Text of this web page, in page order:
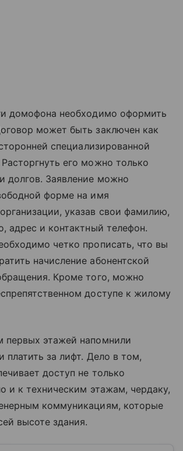
домофона необходимо оформить
может быть заключен как
специализированной
его можно только
долгов. Заявление можно
форме на имя
указав свои фамилию,
адрес и контактный телефон.
четко прописать, что вы
начисление абонентской
Кроме того, можно
доступе к жилому
первых этажей напомнили
платить за лифт. Дело в том,
доступ не только
и к техническим этажам, чердаку,
коммуникациям, которые
высоте здания.